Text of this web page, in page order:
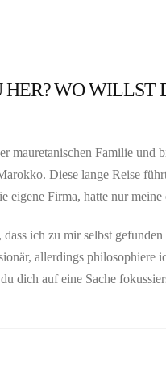
WO WILLST
mauretanischen Familie und
Diese lange Reise
eigene Firma, hatte nur
ich zu mir selbst
allerdings philosophiere
dich auf eine Sache